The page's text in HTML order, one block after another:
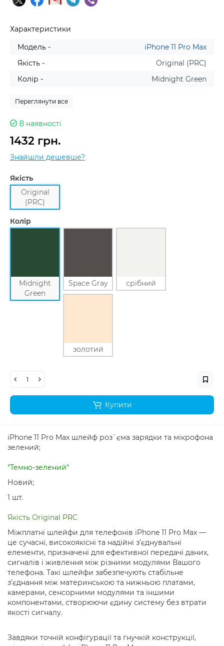
Характеристики
Модель -
iPhone 11 Pro Max
Якість -
Original (PRC)
Колір -
Midnight Green
Переглянути все
В наявності
1432 грн.
Знайшли дешевше?
Якість
Original
(PRC)
Колір
Midnight
Green
Space Gray срібний
золотий
Купити
iPhone 11 Pro Max шлейф роз`єма зарядки та мікрофона
зелений;
"Темно-зелений"
Новий;
1 шт.
Якість Original PRC
Міжплатні шлейфи для телефонів iPhone 11 Pro Max —
це сучасні, високоякісні та надійні з’єднувальні
елементи, призначені для ефективної передачі даних,
сигналів і живлення між різними модулями Вашого
телефона. Такі шлейфи забезпечують стабільне
з’єднання між материнською та нижньою платами,
камерами, сенсорними модулями та іншими
компонентами, створюючи єдину систему без втрати
якості сигналу.
Завдяки точній конфігурації та гнучкій конструкції,